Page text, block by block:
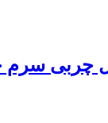
چربی